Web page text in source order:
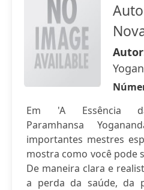
Em 'A Essência da
Paramhansa
importantes mestres
mostra como você pode
De maneira clara e
a perda da saúde, da